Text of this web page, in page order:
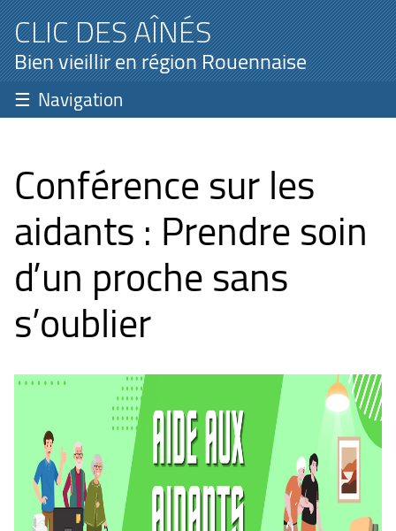
CLIC DES AÎNÉS
Bien vieillir en région Rouennaise
Navigation
Conférence sur les
aidants : Prendre soin
d’un proche sans
s’oublier